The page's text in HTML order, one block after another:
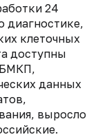
24
диагностике,
клеточных
доступны
БМКП,
данных
выросло